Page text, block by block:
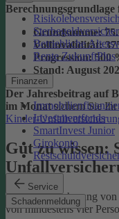
Betriebliche
Rente ZukunftPlus
Finanzen
Investmentfonds
SmartInvest Junior
Girokonto
Service
Schadenmeldung
Grundsumme:
Vollinvalidität:
Progression:500
Stand: August
Der Jahresbeitrag auf
im Monatsichern Sie Ihr
Kinder-
Gut zu wissen:
Bei der Versicherung
von mindestens vier